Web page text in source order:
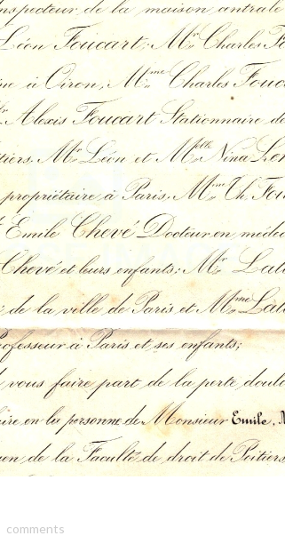
comments